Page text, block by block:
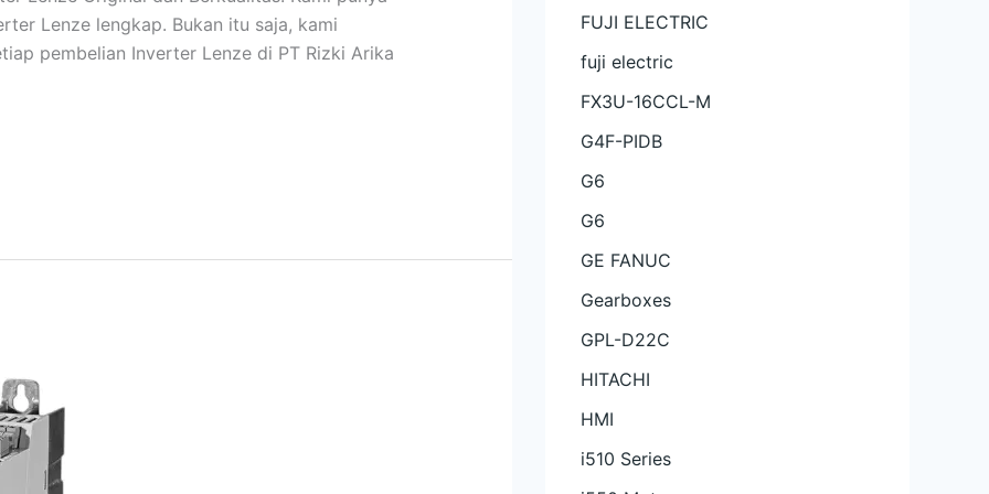
Lenze lengkap. Bukan itu saja, kami
pembelian Inverter Lenze di PT Rizki Arika
FUJI ELECTRIC
fuji electric
FX3U-16CCL-M
G4F-PIDB
G6
G6
GE FANUC
Gearboxes
GPL-D22C
HITACHI
HMI
i510 Series